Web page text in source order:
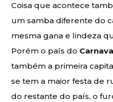
Coisa que acontece
um samba diferente do
mesma gana e lindeza
Porém o país do
também a primeira
se tem a maior festa de
do restante do país, o